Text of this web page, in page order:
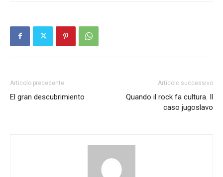
Articolo precedente
El gran descubrimiento
Articolo successivo
Quando il rock fa cultura. Il
caso jugoslavo